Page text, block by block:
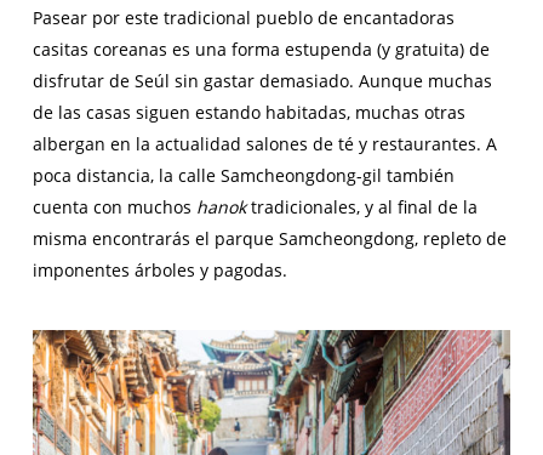
Pasear por este tradicional pueblo de encantadoras
casitas coreanas es una forma estupenda (y gratuita) de
disfrutar de Seúl sin gastar demasiado. Aunque muchas
de las casas siguen estando habitadas, muchas otras
albergan en la actualidad salones de té y restaurantes. A
poca distancia, la calle Samcheongdong-gil también
cuenta con muchos hanoktradicionales, y al final de la
misma encontrarás el parque Samcheongdong, repleto de
imponentes árboles y pagodas.